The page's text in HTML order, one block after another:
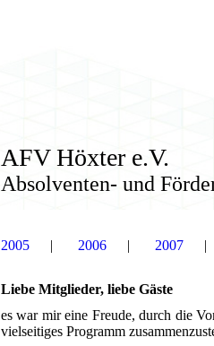
AFV Höxter e.V.
Absolventen- und
2005 2006 2007
Liebe Mitglieder, liebe Gäste
es war mir eine Freude, durch die
vielseitiges Programm